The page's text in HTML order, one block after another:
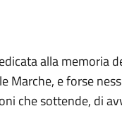
alla memoria
Marche, e forse
che sottende, di